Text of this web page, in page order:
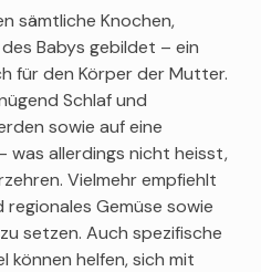
sämtliche Knochen,
Babys gebildet – ein
für den Körper der Mutter.
Schlaf und
sowie auf eine
was allerdings nicht heisst,
Vielmehr empfiehlt
regionales Gemüse sowie
setzen. Auch spezifische
können helfen, sich mit